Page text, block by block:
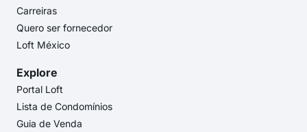
Carreiras
Quero ser fornecedor
Loft México
Explore
Portal Loft
Lista de Condomínios
Guia de Venda